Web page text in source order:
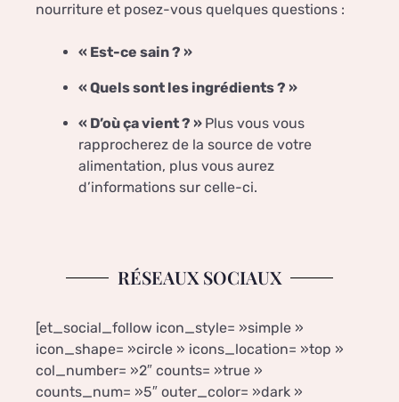
nourriture et posez-vous quelques questions :
« Est-ce sain ? »
« Quels sont les ingrédients ? »
« D’où ça vient ? » Plus vous vous
rapprocherez de la source de votre
alimentation, plus vous aurez
d’informations sur celle-ci.
RÉSEAUX SOCIAUX
[et_social_follow icon_style= »simple »
icon_shape= »circle » icons_location= »top »
col_number= »2″ counts= »true »
counts_num= »5″ outer_color= »dark »